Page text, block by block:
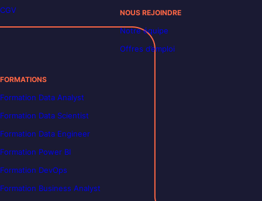
CGV
NOUS REJOINDRE
Notre équipe
Offres d’emploi
FORMATIONS
Formation Data Analyst
Formation Data Scientist
Formation Data Engineer
Formation Power BI
Formation DevOps
Formation Business Analyst